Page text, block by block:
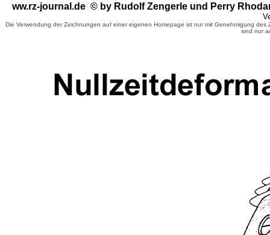
ww.rz-journal.de © by Rudolf Zengerle und Perry
Die Verwendung der Zeichnungen auf einer eigenen Homepage ist nur mit Genehmigung
sind nur